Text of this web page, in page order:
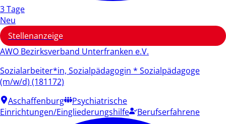
3 Tage
Neu
Stellenanzeige
AWO Bezirksverband Unterfranken e.V.
Sozialarbeiter*in, Sozialpädagogin * Sozialpädagoge
(m/w/d) (181172)
Aschaffenburg
Psychiatrische
Einrichtungen/Eingliederungshilfe
Berufserfahrene